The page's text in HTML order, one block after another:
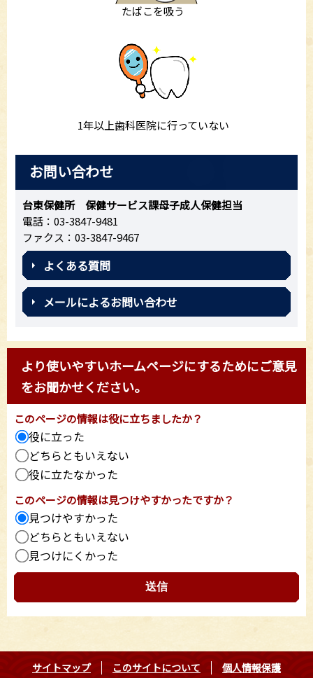
たばこを吸う
1年以上歯科医院に行っていない
お問い合わせ
台東保健所 保健サービス課母子成人保健担当
電話：03-3847-9481
ファクス：03-3847-9467
よくある質問
メールによるお問い合わせ
より使いやすいホームページにするためにご意見
をお聞かせください。
このページの情報は役に立ちましたか？
役に立った
どちらともいえない
役に立たなかった
このページの情報は見つけやすかったですか？
見つけやすかった
どちらともいえない
見つけにくかった
サイトマップ このサイトについて 個人情報保護